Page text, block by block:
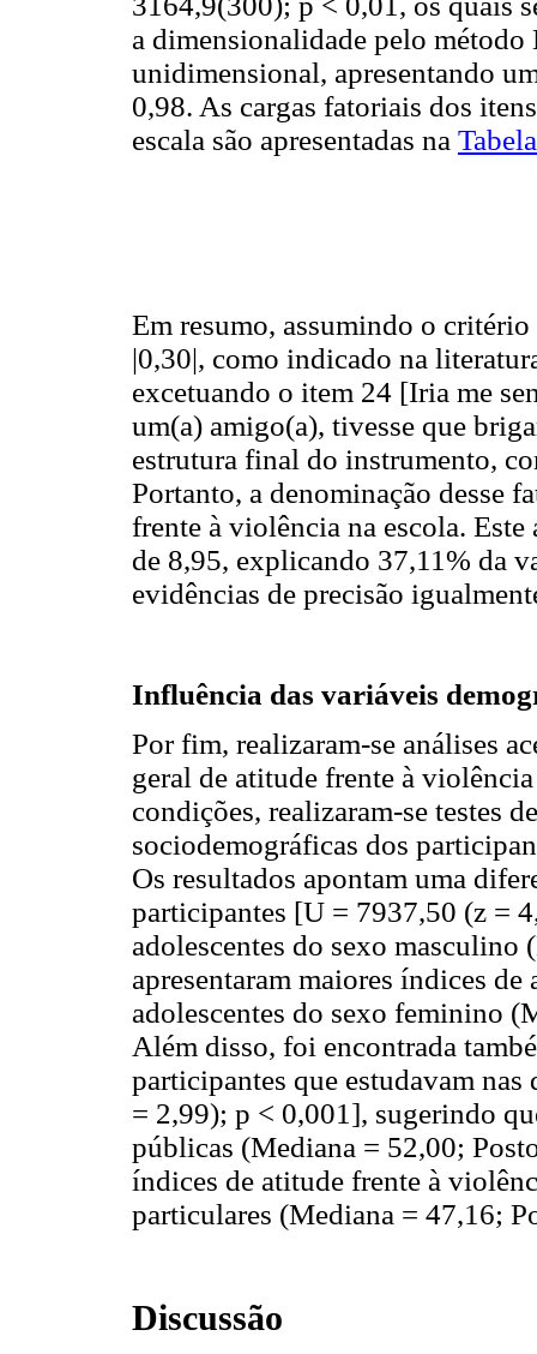
a dimensionalidade pelo
unidimensional, apresentando
0,98. As cargas fatoriais dos
escala são apresentadas na
Em resumo, assumindo o
|0,30|, como indicado na
excetuando o item 24 [Iria me
um(a) amigo(a), tivesse que
estrutura final do instrumento,
Portanto, a denominação desse
frente à violência na escola.
de 8,95, explicando 37,11% da
evidências de precisão
Influência das variáveis
Por fim, realizaram-se análises
geral de atitude frente à
condições, realizaram-se testes
sociodemográficas dos
Os resultados apontam uma
participantes [U = 7937,50 (z =
adolescentes do sexo
apresentaram maiores índices
adolescentes do sexo feminino
Além disso, foi encontrada
participantes que estudavam
= 2,99); p < 0,001], sugerindo
públicas (Mediana = 52,00;
índices de atitude frente à
particulares (Mediana = 47,16;
Discussão